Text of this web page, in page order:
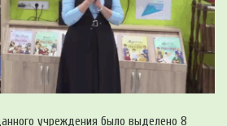
учреждения было выделено 8